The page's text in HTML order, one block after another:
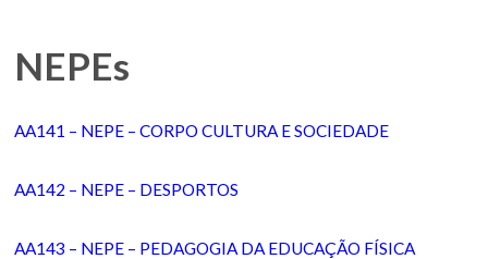
NEPEs
AA141 – NEPE – CORPO CULTURA E SOCIEDADE
AA142 – NEPE – DESPORTOS
AA143 – NEPE – PEDAGOGIA DA EDUCAÇÃO FÍSICA